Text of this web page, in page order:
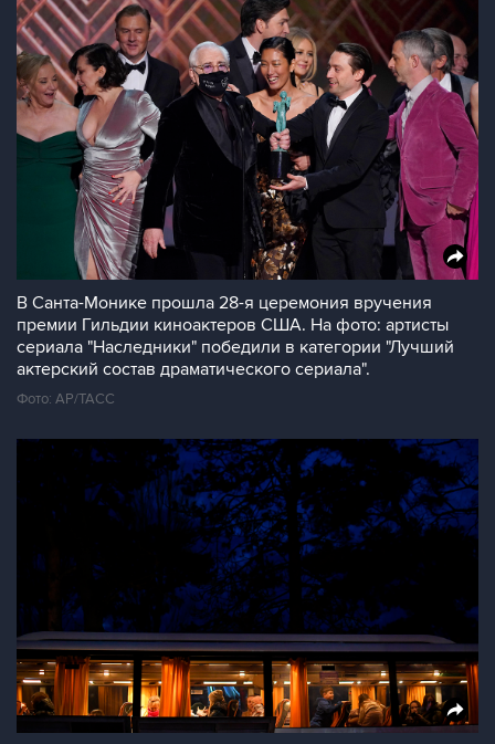
В Санта-Монике прошла 28-я церемония вручения
премии Гильдии киноактеров США. На фото: артисты
сериала "Наследники" победили в категории "Лучший
актерский состав драматического сериала".
Фото: AP/ТАСС